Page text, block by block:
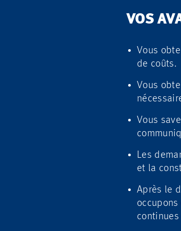
VOS
Vous
de coûts.
Vous
Vous
Les
et la
Après le